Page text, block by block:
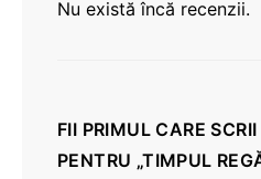
Nu există încă recenzii.
FII PRIMUL CARE
PENTRU „TIMPUL